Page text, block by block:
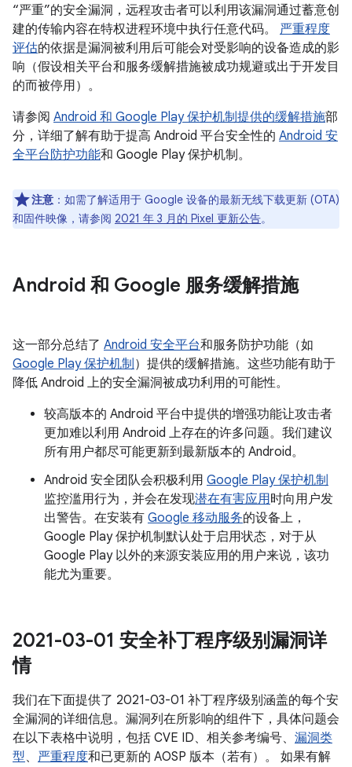
“严重”的安全漏洞，远程攻击者可以利用该漏洞通过蓄意创
建的传输内容在特权进程环境中执行任意代码。 严重程度
评估的依据是漏洞被利用后可能会对受影响的设备造成的影
响（假设相关平台和服务缓解措施被成功规避或出于开发目
的而被停用）。
请参阅 Android 和 Google Play 保护机制提供的缓解措施部
分，详细了解有助于提高 Android 平台安全性的 Android 安
全平台防护功能和 Google Play 保护机制。
注意 ：如需了解适用于 Google 设备的最新无线下载更新 (OTA)
和固件映像，请参阅 2021 年 3 月的 Pixel 更新公告。
Android 和 Google 服务缓解措施
这一部分总结了 Android 安全平台和服务防护功能（如
Google Play 保护机制 ）提供的缓解措施。这些功能有助于
降低 Android 上的安全漏洞被成功利用的可能性。
较高版本的 Android 平台中提供的增强功能让攻击者
更加难以利用 Android 上存在的许多问题。我们建议
所有用户都尽可能更新到最新版本的 Android。
Android 安全团队会积极利用 Google Play 保护机制
监控滥用行为，并会在发现潜在有害应用时向用户发
出警告。在安装有 Google 移动服务的设备上，
Google Play 保护机制默认处于启用状态，对于从
Google Play 以外的来源安装应用的用户来说，该功
能尤为重要。
2021-03-01 安全补丁程序级别漏洞详
情
我们在下面提供了 2021-03-01 补丁程序级别涵盖的每个安
全漏洞的详细信息。漏洞列在所影响的组件下，具体问题会
在以下表格中说明，包括 CVE ID、相关参考编号、 漏洞类
型、 严重程度和已更新的 AOSP 版本（若有）。 如果有解